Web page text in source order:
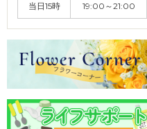
当日15時 19:00～21:00